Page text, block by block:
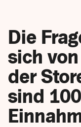
Die
sich
der
sind